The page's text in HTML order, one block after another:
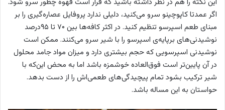
اگر عمدتا کاپوچینو سرو می‌کنید، دلیلی ندارد پروفایل عصاره‌گیری را بر
مبنای طعم اسپرسو تنظیم کنید. در اکثر کافه‌ها بین ۷۰ تا ۹۵درصد
نوشیدنی‌های برپایه‌ی اسپرسو را با شیر سرو می‌کنند. ممکن است
نوشیدنی اسپرسویی که حجم بیشتری دارد و میزان مواد جامد محلول
در آن پایین‌تر است فوق‌العاده خوشمزه باشد اما به محض این‌که با
شیر ترکیب بشود تمام پیچیدگی‌های طعمی‌اش را از دست بدهد.
حواستان به این مساله باشد.